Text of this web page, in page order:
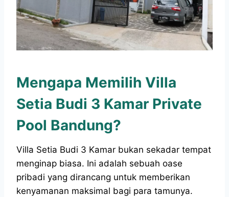
Mengapa Memilih Villa
Setia Budi 3 Kamar Private
Pool Bandung?
Villa Setia Budi 3 Kamar bukan sekadar tempat
menginap biasa. Ini adalah sebuah oase
pribadi yang dirancang untuk memberikan
kenyamanan maksimal bagi para tamunya.